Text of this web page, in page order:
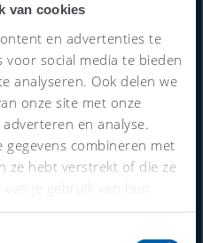
van cookies
en advertenties te
social media te bieden
analyseren. Ook delen we
onze site met onze
en analyse.
combineren met
ze hebt verstrekt of die ze
je gebruik van hun
dagen gratis